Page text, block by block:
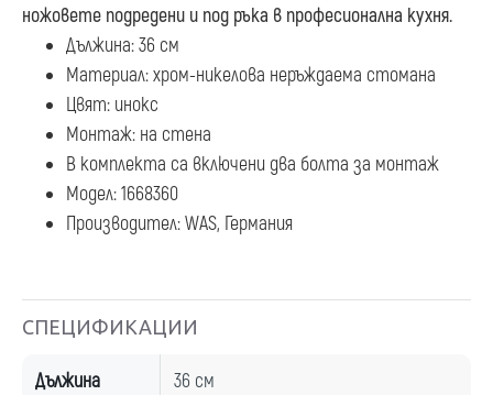
ножовете подредени и под ръка в професионална кухня.
Дължина: 36 см
Материал: хром-никелова неръждаема стомана
Цвят: инокс
Монтаж: на стена
В комплекта са включени два болта за монтаж
Модел: 1668360
Производител: WAS, Германия
СПЕЦИФИКАЦИИ
Дължина 36 см